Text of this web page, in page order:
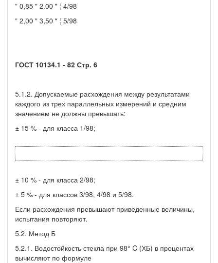
" 0,85 " 2.00 " ¦ 4/98
" 2,00 " 3,50 " ¦ 5/98
ГОСТ 10134.1 - 82 Стр. 6
5.1.2. Допускаемые расхождения между результатами
каждого из трех параллельных измерений и средним
значением не должны превышать:
± 15 % - для класса 1/98;
± 10 % - для класса 2/98;
± 5 % - для классов 3/98, 4/98 и 5/98.
Если расхождения превышают приведенные величины,
испытания повторяют.
5.2. Метод Б
5.2.1. Водостойкость стекла при 98° C (ХБ) в процентах
вычисляют по формуле